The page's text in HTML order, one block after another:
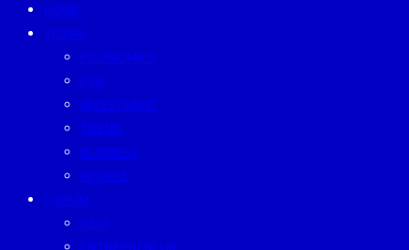
HOME
TODAY
ECONOMICS
ESG
INVESTMENT
TREND
BUSINESS
PEOPLE
FORUM
CEO